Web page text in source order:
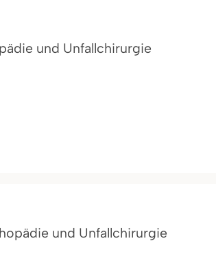
und Unfallchirurgie
und Unfallchirurgie